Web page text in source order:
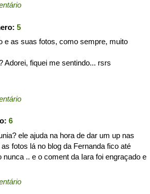
5
e as suas fotos, como sempre, muito
Adorei, fiquei me sentindo... rsrs
6
ele ajuda na hora de dar um up nas
fotos lá no blog da Fernanda fico até
.. e o coment da Iara foi engraçado e